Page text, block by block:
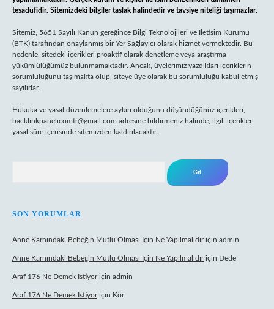
tesadüfidir. Sitemizdeki bilgiler taslak halindedir ve tavsiye niteliği taşımazlar.
Sitemiz, 5651 Sayılı Kanun gereğince Bilgi Teknolojileri ve İletişim Kurumu
(BTK) tarafından onaylanmış bir Yer Sağlayıcı olarak hizmet vermektedir. Bu
nedenle, sitedeki içerikleri proaktif olarak denetleme veya araştırma
yükümlülüğümüz bulunmamaktadır. Ancak, üyelerimiz yazdıkları içeriklerin
sorumluluğunu taşımakta olup, siteye üye olarak bu sorumluluğu kabul etmiş
sayılırlar.
Hukuka ve yasal düzenlemelere aykırı olduğunu düşündüğünüz içerikleri,
backlinkpanelicomtr@gmail.com adresine bildirmeniz halinde, ilgili içerikler
yasal süre içerisinde sitemizden kaldırılacaktır.
SON YORUMLAR
Anne Karnındaki Bebeğin Mutlu Olması Için Ne Yapılmalıdıriçin admin
Anne Karnındaki Bebeğin Mutlu Olması Için Ne Yapılmalıdıriçin Dede
Araf 176 Ne Demek Istiyoriçin admin
Araf 176 Ne Demek Istiyoriçin Kör